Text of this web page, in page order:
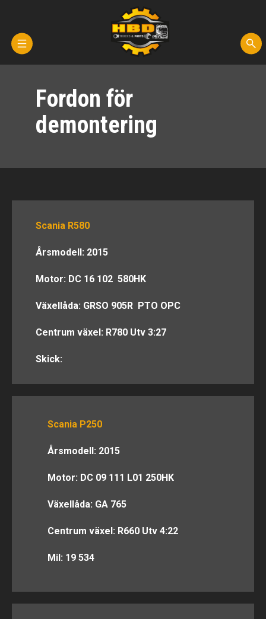
Kontakta oss
Fordon för demontering
Transporter
Om oss
Fordon för
demontering
Scania R580
Årsmodell: 2015
Motor: DC 16 102 580HK
Växellåda: GRSO 905R PTO OPC
Centrum växel: R780 Utv 3:27
Skick:
Scania P250
Årsmodell: 2015
Motor: DC 09 111 L01 250HK
Växellåda: GA 765
Centrum växel: R660 Utv 4:22
Mil: 19 534